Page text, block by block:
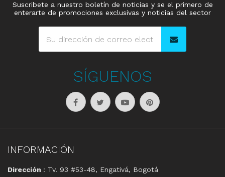
Suscribete a nuestro boletín de noticias y se el primero de
enterarte de promociones exclusivas y noticias del sector
SÍGUENOS
INFORMACIÓN
Dirección : Tv. 93 #53-48, Engativá, Bogotá